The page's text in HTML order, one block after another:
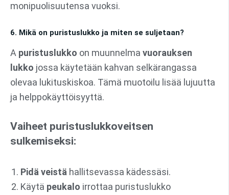
monipuolisuutensa vuoksi.
6. Mikä on puristuslukko ja miten se suljetaan?
A puristuslukko on muunnelma vuorauksen
lukko jossa käytetään kahvan selkärangassa
olevaa lukituskiskoa. Tämä muotoilu lisää lujuutta
ja helppokäyttöisyyttä.
Vaiheet puristuslukkoveitsen
sulkemiseksi:
Pidä veistä hallitsevassa kädessäsi.
Käytä peukalo irrottaa puristuslukko